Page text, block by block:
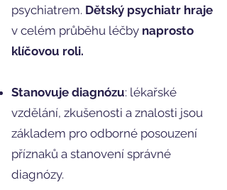
psychiatrem. Dětský psychiatr hraje
v celém průběhu léčby naprosto
klíčovou roli.
Stanovuje diagnózu: lékařské
vzdělání, zkušenosti a znalosti jsou
základem pro odborné posouzení
příznaků a stanovení správné
diagnózy.